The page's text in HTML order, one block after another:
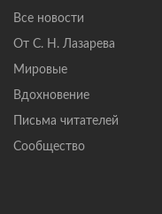
Все новости
От С. Н. Лазарева
Мировые
Вдохновение
Письма читателей
Сообщество